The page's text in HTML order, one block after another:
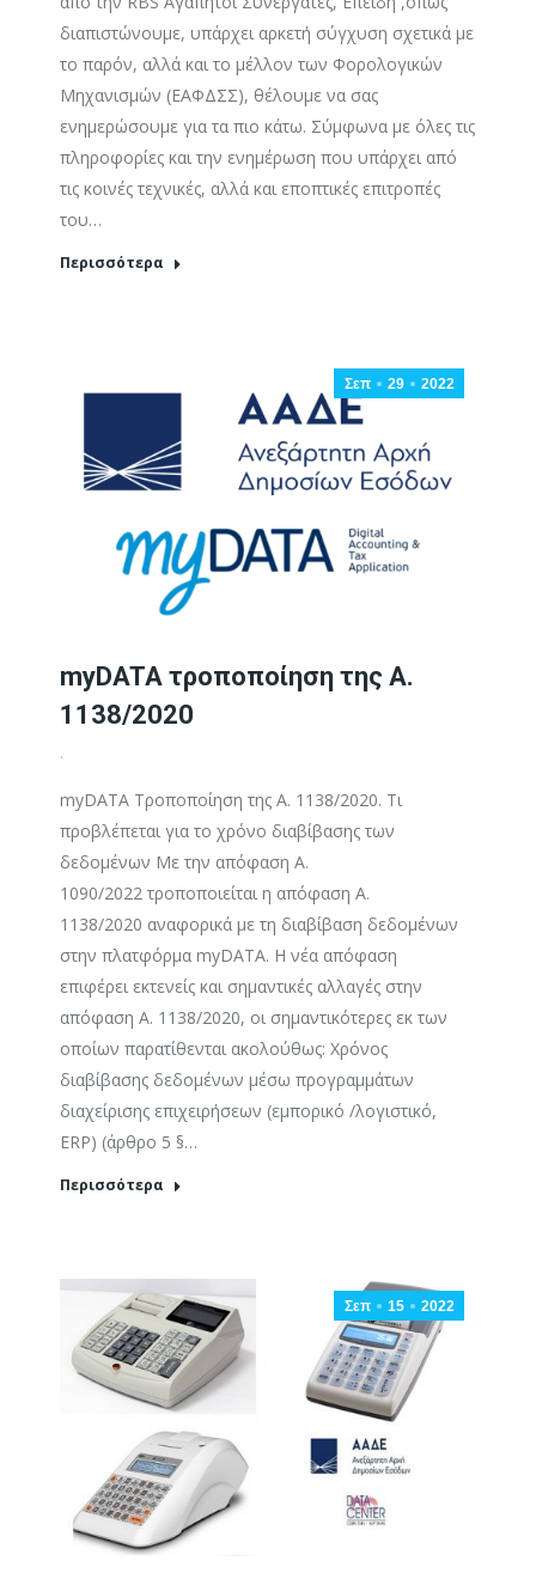
διαπιστώνουμε, υπάρχει αρκετή σύγχυση σχετικά με
το παρόν, αλλά και το μέλλον των Φορολογικών
Μηχανισμών (ΕΑΦΔΣΣ), θέλουμε να σας
ενημερώσουμε για τα πιο κάτω. Σύμφωνα με όλες τις
πληροφορίες και την ενημέρωση που υπάρχει από
τις κοινές τεχνικές, αλλά και εποπτικές επιτροπές
του…
Περισσότερα
Σεπ 29 2022
myDATA τροποποίηση της Α.
1138/2020
.
myDATA Τροποποίηση της Α. 1138/2020. Τι
προβλέπεται για το χρόνο διαβίβασης των
δεδομένων Με την απόφαση Α.
1090/2022 τροποποιείται η απόφαση Α.
1138/2020 αναφορικά με τη διαβίβαση δεδομένων
στην πλατφόρμα myDATA. Η νέα απόφαση
επιφέρει εκτενείς και σημαντικές αλλαγές στην
απόφαση Α. 1138/2020, οι σημαντικότερες εκ των
οποίων παρατίθενται ακολούθως: Χρόνος
διαβίβασης δεδομένων μέσω προγραμμάτων
διαχείρισης επιχειρήσεων (εμπορικό /λογιστικό,
ERP) (άρθρο 5 §…
Περισσότερα
Σεπ 15 2022